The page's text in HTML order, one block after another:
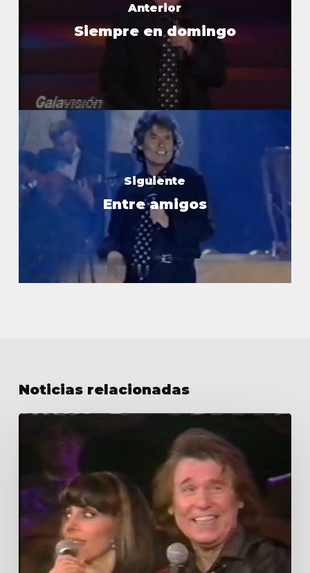
Anterior
Siempre en domingo
Siguiente
Entre amigos
Noticias relacionadas
La